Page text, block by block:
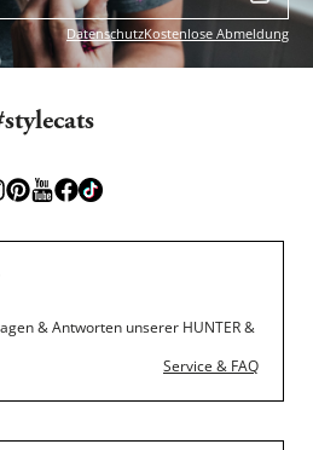
DatenschutzKostenlose Abmeldung
& Antworten unserer HUNTER &
Service & FAQ